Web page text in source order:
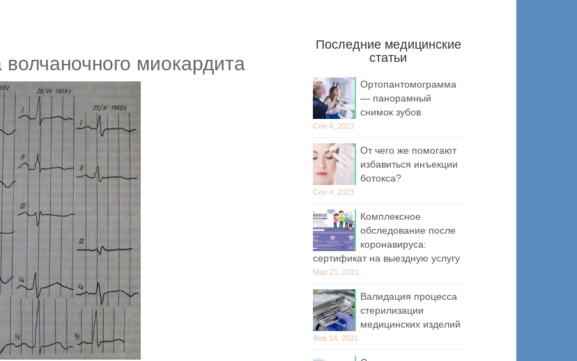
волчаночного миокардита
Последние медицинские
статьи
Ортопантомограмма
— панорамный
снимок зубов
Сен 4, 2023
От чего же помогают
избавиться инъекции
ботокса?
Сен 4, 2023
Комплексное
обследование после
коронавируса:
сертификат на выездную услугу
Мар 21, 2021
Валидация процесса
стерилизации
медицинских изделий
Фев 14, 2021